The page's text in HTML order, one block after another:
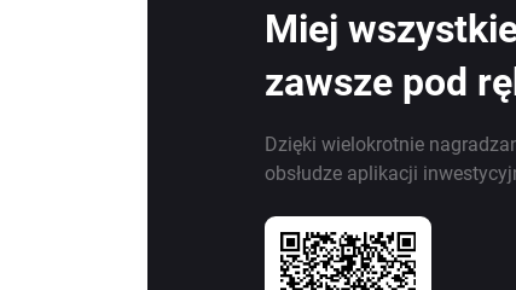
Miej
zawsze pod
Dzięki wielokrotnie
obsłudze aplikacji